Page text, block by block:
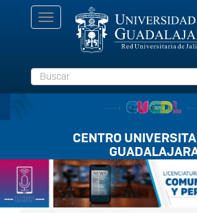
Toggle
navigation
Buscar
CENTRO
Listón
FullScreen